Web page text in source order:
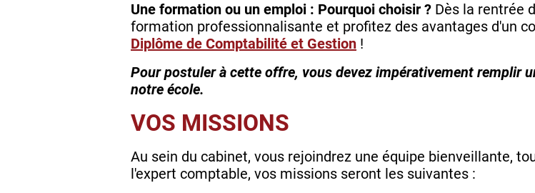
Une formation ou un emploi : Pourquoi choisir ? Dès la rentrée
formation professionnalisante et profitez des avantages d'un
Diplôme de Comptabilité et Gestion !
Pour postuler à cette offre, vous devez impérativement remplir
notre école.
VOS MISSIONS
Au sein du cabinet, vous rejoindrez une équipe bienveillante,
l'expert comptable, vos missions seront les suivantes :